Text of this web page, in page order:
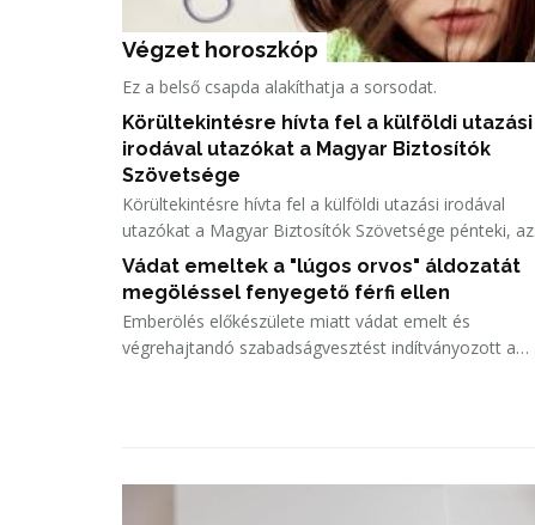
Végzet horoszkóp
Ez a belső csapda alakíthatja a sorsodat.
Körültekintésre hívta fel a külföldi utazási
irodával utazókat a Magyar Biztosítók
Szövetsége
Körültekintésre hívta fel a külföldi utazási irodával
utazókat a Magyar Biztosítók Szövetsége pénteki, az
MTI-nek küldött közleményében a napokban csődbe
került bolgár utazási iroda, a Robinson Tours ügye
miatt.
Vádat emeltek a "lúgos orvos" áldozatát
megöléssel fenyegető férfi ellen
Emberölés előkészülete miatt vádat emelt és
végrehajtandó szabadságvesztést indítványozott a